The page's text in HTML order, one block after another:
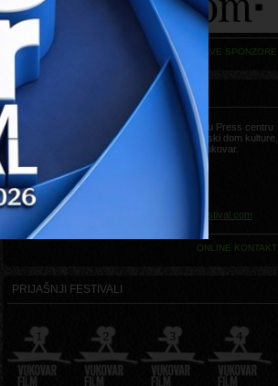
VIDI SVE SPONZORE
KONTAKT
Sve informacije možete dobiti u Press centru
Vukovar Film Festivala, Hrvatski dom kulture,
Strossmayerova 20, 32000 Vukovar.
Telefon:
+385 (0)32 445 552
Telefon:
Telefon:
press@vukovarfilmfestival.com
ONLINE KONTAKT
PRIJAŠNJI FESTIVALI